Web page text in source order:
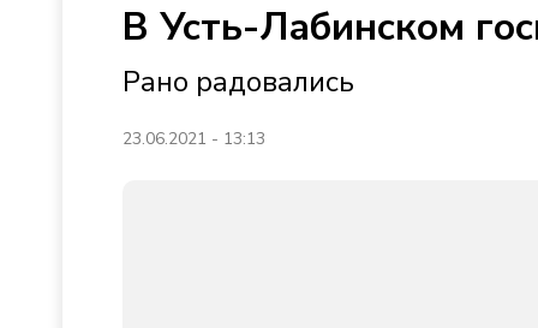
В Усть-Лабинском
Рано радовались
23.06.2021 - 13:13